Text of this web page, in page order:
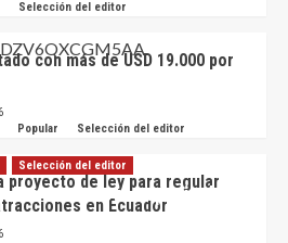
Selección del editor
con más de USD 19.000 por
Popular Selección del editor
proyecto de ley para regular
en Ecuador
Selección del editor
nueva especie de
iridiscentes